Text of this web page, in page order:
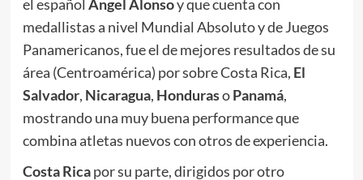
el español Ángel Alonsoy que cuenta con
medallistas a nivel Mundial Absoluto y de Juegos
Panamericanos, fue el de mejores resultados de su
área (Centroamérica) por sobre Costa Rica, El
Salvador, Nicaragua, HondurasoPanamá,
mostrando una muy buena performance que
combina atletas nuevos con otros de experiencia.
Costa Ricapor su parte, dirigidos por otro